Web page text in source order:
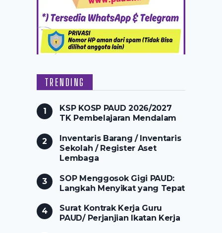
TRENDING
KSP KOSP PAUD 2026/2027
TK Pembelajaran Mendalam
Inventaris Barang / Inventaris
Sekolah / Register Aset
Lembaga
SOP Menggosok Gigi PAUD:
Langkah Menyikat yang Tepat
Surat Kontrak Kerja Guru
PAUD/ Perjanjian Ikatan Kerja